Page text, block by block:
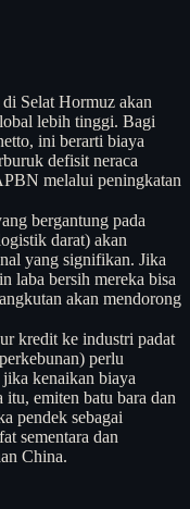
Selat Hormuz akan
lebih tinggi. Bagi
ini berarti biaya
defisit neraca
melalui peningkatan
bergantung pada
darat) akan
yang signifikan. Jika
laba bersih mereka bisa
akan mendorong
kredit ke industri padat
perlu
kenaikan biaya
itu, emiten batu bara dan
pendek sebagai
sementara dan
China.